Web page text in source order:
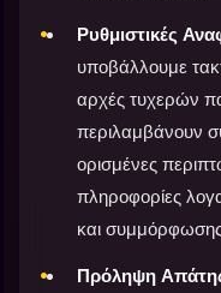
Ρυθμιστικές
υποβάλλουμε
αρχές τυχερών
περιλαμβάνουν
ορισμένες
πληροφορίες
και
Πρόληψη